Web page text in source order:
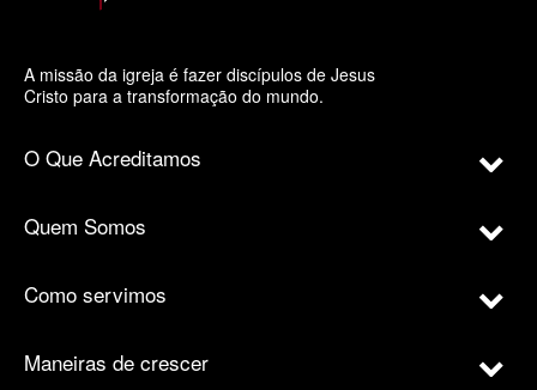
A missão da igreja é fazer discípulos de Jesus
Cristo para a transformação do mundo.
O Que Acreditamos
Quem Somos
Como servimos
Maneiras de crescer